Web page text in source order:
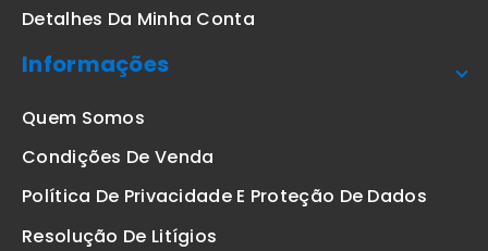
Detalhes Da Minha Conta
Informações
Quem Somos
Condições De Venda
Política De Privacidade E Proteção De Dados
Resolução De Litígios